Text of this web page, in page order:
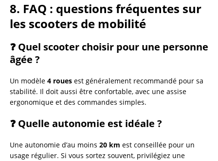
8. FAQ : questions fréquentes sur
les scooters de mobilité
❓ Quel scooter choisir pour une personne
âgée ?
Un modèle 4 roues est généralement recommandé pour sa
stabilité. Il doit aussi être confortable, avec une assise
ergonomique et des commandes simples.
❓ Quelle autonomie est idéale ?
Une autonomie d’au moins 20 km est conseillée pour un
usage régulier. Si vous sortez souvent, privilégiez une